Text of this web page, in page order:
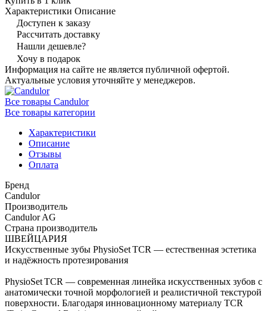
Характеристики Описание
Доступен к заказу
Рассчитать доставку
Нашли дешевле?
Хочу в подарок
Информация на сайте не является публичной офертой.
Актуальные условия уточняйте у менеджеров.
Все товары Candulor
Все товары категории
Характеристики
Описание
Отзывы
Оплата
Бренд
Candulor
Производитель
Candulor AG
Страна производитель
ШВЕЙЦАРИЯ
Искусственные зубы PhysioSet TCR — естественная эстетика
и надёжность протезирования
PhysioSet TCR — современная линейка искусственных зубов с
анатомически точной морфологией и реалистичной текстурой
поверхности. Благодаря инновационному материалу TCR